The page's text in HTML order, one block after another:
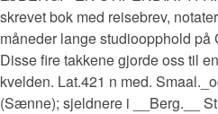
skrevet bok med reisebrev,
måneder lange studioopphold på
Disse fire takkene gjorde oss til
kvelden. Lat.421 n med.
(Sænne); sjeldnere i __Berg.__